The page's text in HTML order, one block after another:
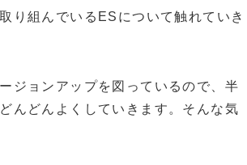
り組んでいるESについて触れていき
ジョンアップを図っているので、半
んどんよくしていきます。そんな気